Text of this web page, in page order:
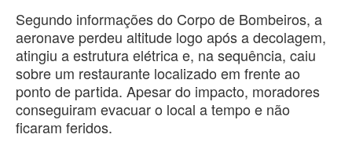
Segundo informações do Corpo de Bombeiros, a
aeronave perdeu altitude logo após a decolagem,
atingiu a estrutura elétrica e, na sequência, caiu
sobre um restaurante localizado em frente ao
ponto de partida. Apesar do impacto, moradores
conseguiram evacuar o local a tempo e não
ficaram feridos.